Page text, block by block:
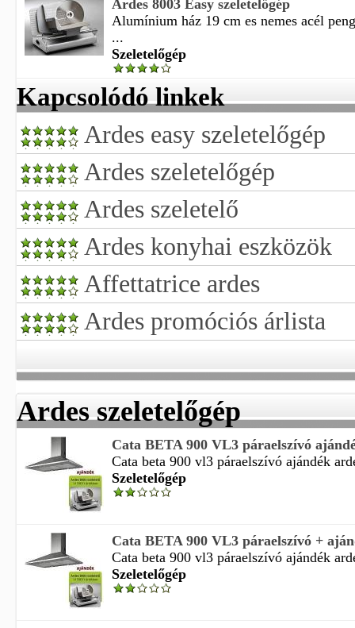
Ardes 8003 Easy szeletelőgép
Alumínium ház 19 cm es nemes acél
...
Szeletelőgép
Kapcsolódó linkek
Ardes easy szeletelőgép
Ardes szeletelőgép
Ardes szeletelő
Ardes konyhai eszközök
Affettatrice ardes
Ardes promóciós árlista
Ardes szeletelőgép
Cata BETA 900 VL3 páraelszívó
Cata beta 900 vl3 páraelszívó ajándék
Szeletelőgép
Cata BETA 900 VL3 páraelszívó +
Cata beta 900 vl3 páraelszívó ajándék
Szeletelőgép